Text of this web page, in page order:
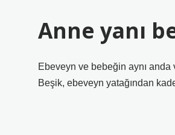
Anne yanı
Ebeveyn ve bebeğin aynı anda
Beşik, ebeveyn yatağından